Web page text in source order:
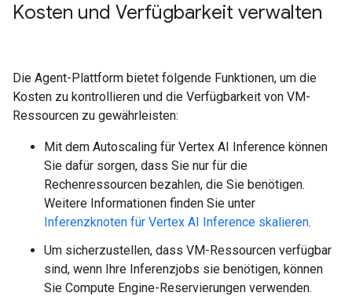
Kosten und Verfügbarkeit verwalten
Die Agent-Plattform bietet folgende Funktionen, um die
Kosten zu kontrollieren und die Verfügbarkeit von VM-
Ressourcen zu gewährleisten:
Mit dem Autoscaling für Vertex AI Inference können
Sie dafür sorgen, dass Sie nur für die
Rechenressourcen bezahlen, die Sie benötigen.
Weitere Informationen finden Sie unter
Inferenzknoten für Vertex AI Inference skalieren.
Um sicherzustellen, dass VM-Ressourcen verfügbar
sind, wenn Ihre Inferenzjobs sie benötigen, können
Sie Compute Engine-Reservierungen verwenden.